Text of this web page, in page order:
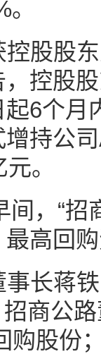
股股
控股
6个月
持公
。
间，“
高回
长蒋
商公
购股份